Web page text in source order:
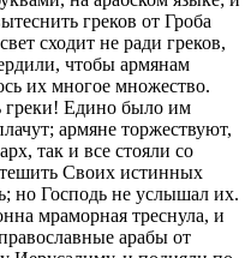
греков от Гроба
сходит не ради греков,
чтобы армянам
их многое множество.
греки! Едино было им
армяне торжествуют,
так и все стояли со
Своих истинных
но Господь не услышал их.
мраморная треснула, и
арабы от